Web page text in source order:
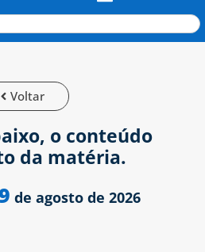
Voltar
o conteúdo
da matéria.
de agosto de 2026